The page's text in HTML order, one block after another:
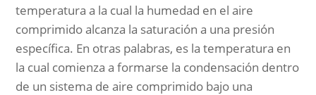
temperatura a la cual la humedad en el aire
comprimido alcanza la saturación a una presión
específica. En otras palabras, es la temperatura en
la cual comienza a formarse la condensación dentro
de un sistema de aire comprimido bajo una